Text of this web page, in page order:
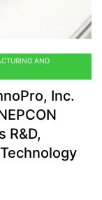
AND
Inc.
R&D,